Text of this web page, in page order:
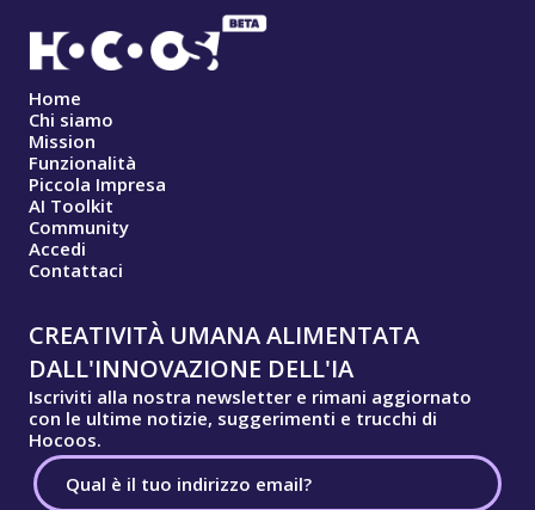
Home
Chi siamo
Mission
Funzionalità
Piccola Impresa
AI Toolkit
Community
Accedi
Contattaci
CREATIVITÀ UMANA ALIMENTATA
DALL'INNOVAZIONE DELL'IA
Iscriviti alla nostra newsletter e rimani aggiornato
con le ultime notizie, suggerimenti e trucchi di
Hocoos.